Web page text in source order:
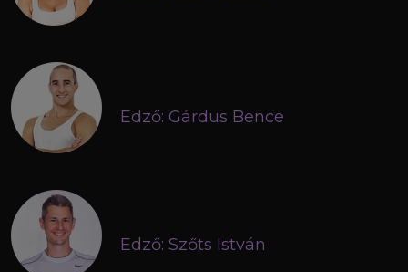
Edző: Gárdus Bence
Edző: Szőts István